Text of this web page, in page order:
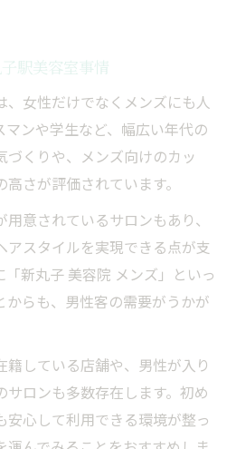
駅美容室事情
、女性だけでなくメンズにも人
ンや学生など、幅広い年代の
づくりや、メンズ向けのカッ
さが評価されています。
意されているサロンもあり、
アスタイルを実現できる点が支
新丸子 美容院 メンズ」といっ
からも、男性客の需要がうかが
籍している店舗や、男性が入り
ロンも多数存在します。初め
安心して利用できる環境が整っ